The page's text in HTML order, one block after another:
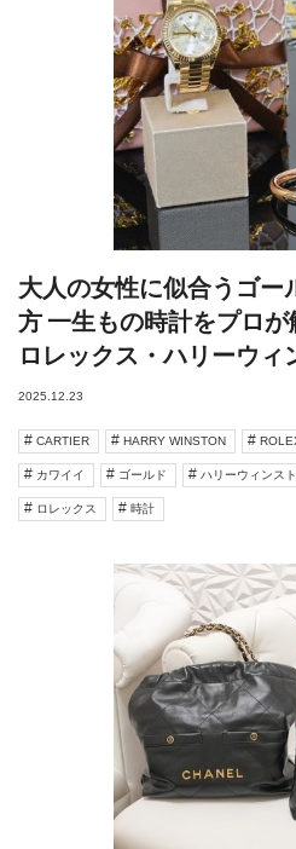
大人の女性に似合うゴ
方 一生もの時計をプロ
ロレックス・ハリーウィ
2025.12.23
CARTIER HARRY WINSTON
カワイイ ゴールド ハリーウィンス
ロレックス 時計